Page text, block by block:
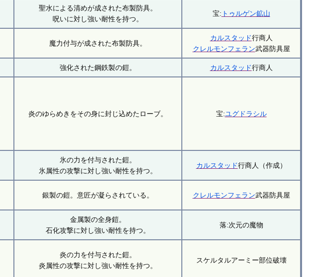
聖水による清めが成された布製防具。
呪いに対し強い耐性を持つ。
宝: トゥルゲン鉱山
魔力付与が成された布製防具。
カルスタッド行商人
クレルモンフェラン武器防具屋
強化された鋼鉄製の鎧。 カルスタッド行商人
炎のゆらめきをその身に封じ込めたローブ。 宝:ユグドラシル
氷の力を付与された鎧。
氷属性の攻撃に対し強い耐性を持つ。
カルスタッド行商人（作成）
銀製の鎧。意匠が凝らされている。 クレルモンフェラン武器防具屋
金属製の全身鎧。
石化攻撃に対し強い耐性を持つ。
落:次元の魔物
炎の力を付与された鎧。
炎属性の攻撃に対し強い耐性を持つ。
スケルタルアーミー部位破壊